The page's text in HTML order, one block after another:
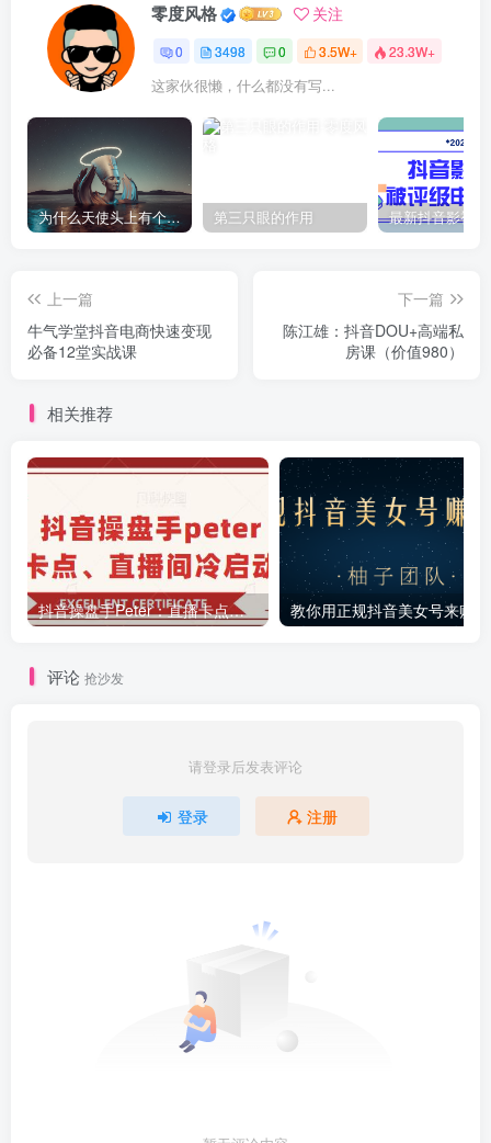
零度风格 关注
0 3498 0 3.5W+ 23.3W+
这家伙很懒，什么都没有写...
为什么天使头上有个圈？ 第三只眼的作用
上一篇
牛气学堂抖音电商快速变现
必备12堂实战课
下一篇
陈江雄：抖音DOU+高端私
房课（价值980）
相关推荐
抖音操盘手Peter：直播卡点、直播间冷启动分享
评论 抢沙发
请登录后发表评论
登录 注册